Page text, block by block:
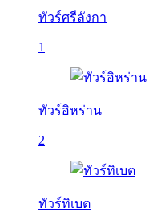
ทัวร์ศรีลังกา
1
ทัวร์อิหร่าน
2
ทัวร์ทิเบต